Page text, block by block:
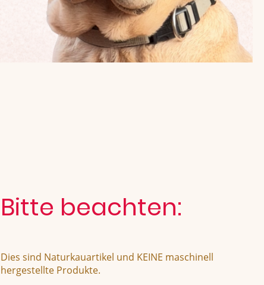
Bitte beachten:
Dies sind Naturkauartikel und KEINE maschinell
hergestellte Produkte.